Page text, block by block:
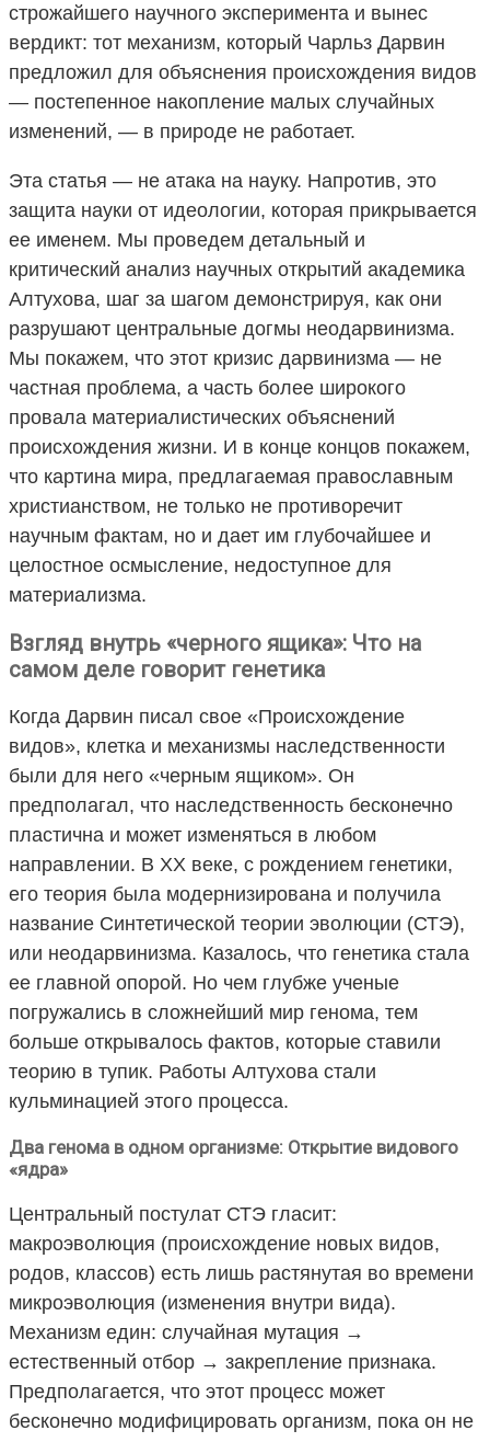
строжайшего научного эксперимента и вынес
вердикт: тот механизм, который Чарльз Дарвин
предложил для объяснения происхождения видов
— постепенное накопление малых случайных
изменений, — в природе не работает.
Эта статья — не атака на науку. Напротив, это
защита науки от идеологии, которая прикрывается
ее именем. Мы проведем детальный и
критический анализ научных открытий академика
Алтухова, шаг за шагом демонстрируя, как они
разрушают центральные догмы неодарвинизма.
Мы покажем, что этот кризис дарвинизма — не
частная проблема, а часть более широкого
провала материалистических объяснений
происхождения жизни. И в конце концов покажем,
что картина мира, предлагаемая православным
христианством, не только не противоречит
научным фактам, но и дает им глубочайшее и
целостное осмысление, недоступное для
материализма.
Взгляд внутрь «черного ящика»: Что на
самом деле говорит генетика
Когда Дарвин писал свое «Происхождение
видов», клетка и механизмы наследственности
были для него «черным ящиком». Он
предполагал, что наследственность бесконечно
пластична и может изменяться в любом
направлении. В XX веке, с рождением генетики,
его теория была модернизирована и получила
название Синтетической теории эволюции (СТЭ),
или неодарвинизма. Казалось, что генетика стала
ее главной опорой. Но чем глубже ученые
погружались в сложнейший мир генома, тем
больше открывалось фактов, которые ставили
теорию в тупик. Работы Алтухова стали
кульминацией этого процесса.
Два генома в одном организме: Открытие видового
«ядра»
Центральный постулат СТЭ гласит:
макроэволюция (происхождение новых видов,
родов, классов) есть лишь растянутая во времени
микроэволюция (изменения внутри вида).
Механизм един: случайная мутация →
естественный отбор → закрепление признака.
Предполагается, что этот процесс может
бесконечно модифицировать организм, пока он не